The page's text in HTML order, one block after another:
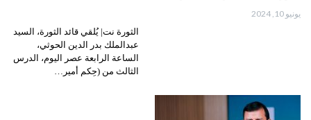
يونيو 10, 2024
الثورة نت| يُلقي قائد الثورة، السيد
عبدالملك بدر الدين الحوثي،
الساعة الرابعة عصر اليوم، الدرس
الثالث من (حِكم أمير…